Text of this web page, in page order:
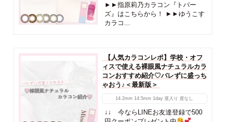
►►指原莉乃カラコン『トパー
ズ』はこちらから！ ►►ゆうこす
カラコ...
【人気カラコンレポ】学校・オフ
ィスで使える裸眼風ナチュラルカラ
コンおすすめ紹介♡バレずに盛っち
ゃおう♪＜最新版＞
14.2mm 14.5mm 1day 度入り 度なし
↓↓ 今ならLINEお友達登録で500